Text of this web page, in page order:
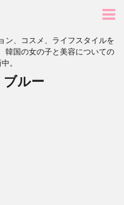
ン、コスメ、ライフスタイルを
韓国の女の子と美容についての
。
ブルー